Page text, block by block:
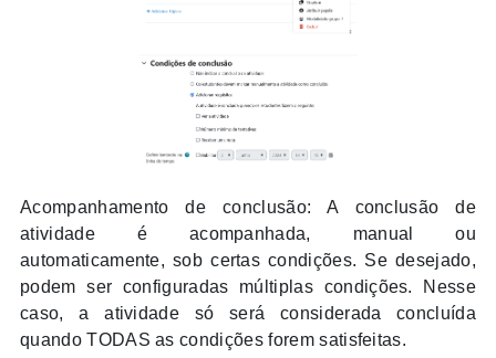
Acompanhamento de conclusão: A conclusão de
atividade é acompanhada, manual ou
automaticamente, sob certas condições. Se desejado,
podem ser configuradas múltiplas condições. Nesse
caso, a atividade só será considerada concluída
quando TODAS as condições forem satisfeitas.